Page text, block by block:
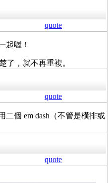
quote
起喔！
了，就不再重複。
quote
個 em dash（不管是橫排或
quote